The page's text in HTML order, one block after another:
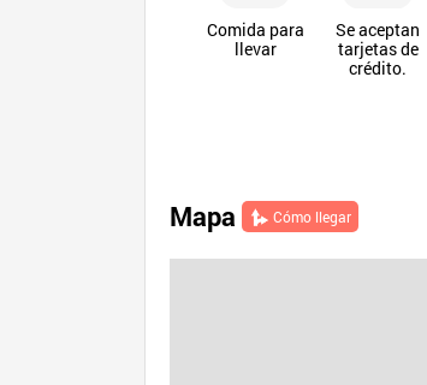
Comida para
llevar
Se aceptan
tarjetas de
crédito.
Mapa Cómo llegar